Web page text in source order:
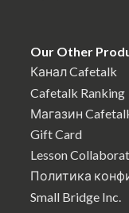
Our Other
Канал Cafetalk
Cafetalk Ranking
Магазин
Gift Card
Lesson
Политика
Small Bridge Inc.